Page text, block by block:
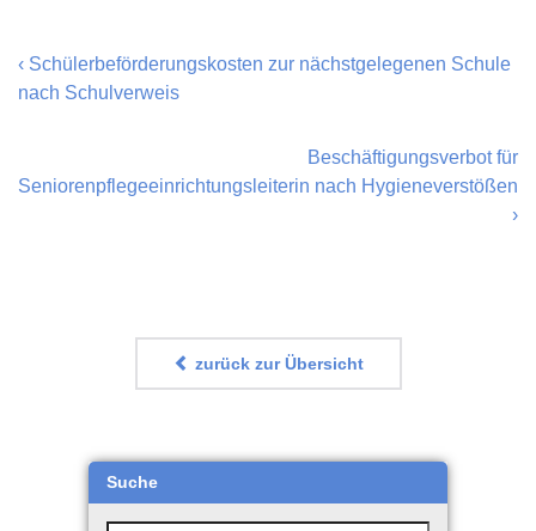
‹ Schülerbeförderungskosten zur nächstgelegenen Schule
nach Schulverweis
Beschäftigungsverbot für
Seniorenpflegeeinrichtungsleiterin nach Hygieneverstößen
›
zurück zur Übersicht
Suche